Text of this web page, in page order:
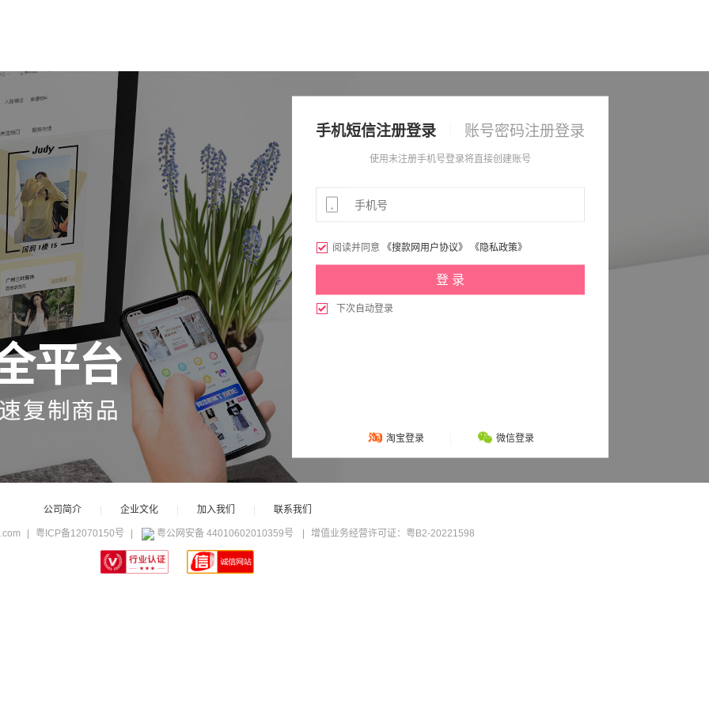
手机短信注册登录 账号密码注册登录
使用未注册手机号登录将直接创建账号
 阅读并同意 《搜款网用户协议》 《隐私政策》
 下次自动登录
淘宝登录 微信登录
公司简介 企业文化 加入我们 联系我们
粤ICP备12070150号 粤公网安备 44010602010359号 增值业务经营许可证：粤B2-20221598